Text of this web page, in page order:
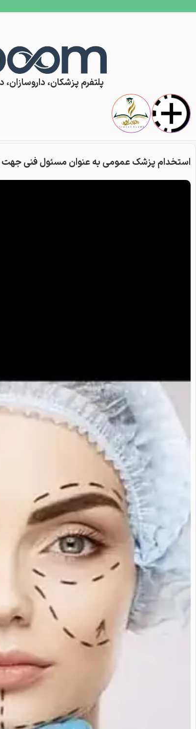
Skip to content
پلتفرم پزشکان، داروسازان،
استخدام پزشک عمومی به عنوان مسئول فنی جهت